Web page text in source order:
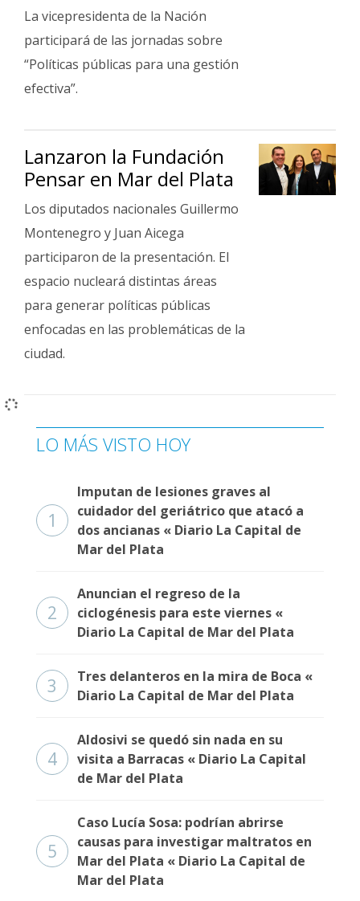
La vicepresidenta de la Nación
participará de las jornadas sobre
“Políticas públicas para una gestión
efectiva”.
Lanzaron la Fundación
Pensar en Mar del Plata
Los diputados nacionales Guillermo
Montenegro y Juan Aicega
participaron de la presentación. El
espacio nucleará distintas áreas
para generar políticas públicas
enfocadas en las problemáticas de la
ciudad.
LO MÁS VISTO HOY
1
Imputan de lesiones graves al
cuidador del geriátrico que atacó a
dos ancianas « Diario La Capital de
Mar del Plata
2
Anuncian el regreso de la
ciclogénesis para este viernes «
Diario La Capital de Mar del Plata
3
Tres delanteros en la mira de Boca «
Diario La Capital de Mar del Plata
4
Aldosivi se quedó sin nada en su
visita a Barracas « Diario La Capital
de Mar del Plata
5
Caso Lucía Sosa: podrían abrirse
causas para investigar maltratos en
Mar del Plata « Diario La Capital de
Mar del Plata